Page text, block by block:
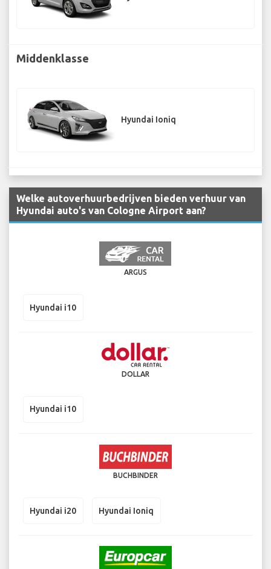
Middenklasse
Hyundai Ioniq
Welke autoverhuurbedrijven bieden verhuur van
Hyundai auto's van Cologne Airport aan?
ARGUS
Hyundai i10
DOLLAR
Hyundai i10
BUCHBINDER
Hyundai i20 Hyundai Ioniq